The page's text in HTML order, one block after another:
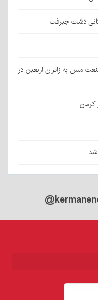
دشت جیرفت
مس به زائران اربعین در
شد